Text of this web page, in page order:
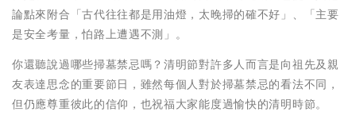
論點來附合「古代往往都是用油燈，太晚掃的確不好」、「主要
是安全考量，怕路上遭遇不測」。
你還聽說過哪些掃墓禁忌嗎？清明節對許多人而言是向祖先及親
友表達思念的重要節日，雖然每個人對於掃墓禁忌的看法不同，
但仍應尊重彼此的信仰，也祝福大家能度過愉快的清明時節。